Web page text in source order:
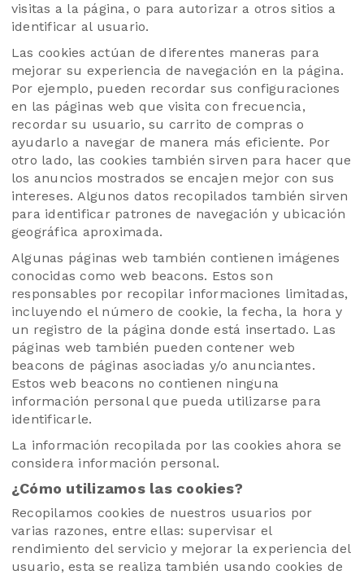
visitas a la página, o para autorizar a otros sitios a
identificar al usuario.
Las cookies actúan de diferentes maneras para
mejorar su experiencia de navegación en la página.
Por ejemplo, pueden recordar sus configuraciones
en las páginas web que visita con frecuencia,
recordar su usuario, su carrito de compras o
ayudarlo a navegar de manera más eficiente. Por
otro lado, las cookies también sirven para hacer que
los anuncios mostrados se encajen mejor con sus
intereses. Algunos datos recopilados también sirven
para identificar patrones de navegación y ubicación
geográfica aproximada.
Algunas páginas web también contienen imágenes
conocidas como web beacons. Estos son
responsables por recopilar informaciones limitadas,
incluyendo el número de cookie, la fecha, la hora y
un registro de la página donde está insertado. Las
páginas web también pueden contener web
beacons de páginas asociadas y/o anunciantes.
Estos web beacons no contienen ninguna
información personal que pueda utilizarse para
identificarle.
La información recopilada por las cookies ahora se
considera información personal.
¿Cómo utilizamos las cookies?
Recopilamos cookies de nuestros usuarios por
varias razones, entre ellas: supervisar el
rendimiento del servicio y mejorar la experiencia del
usuario, esta se realiza también usando cookies de